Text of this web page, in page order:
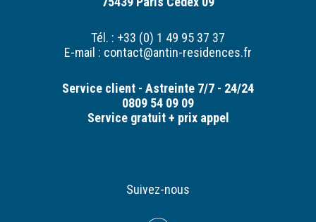
Tél. : +33 (0) 1 49 95 37 37
E-mail : contact@antin-residences.fr
Service client - Astreinte 7/7 - 24/24
0809 54 09 09
Service gratuit + prix appel
Suivez-nous